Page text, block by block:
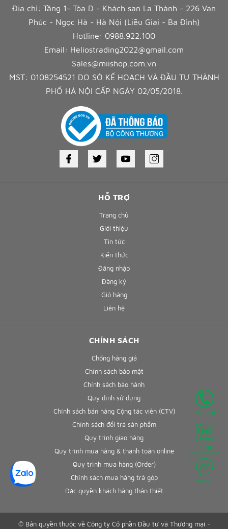
Hotline
Zalo
Mess...
HỖ TRỢ
Trang chủ
Giới thiệu
Tin tức
Kiến thức
Đăng nhập
Đăng ký
Giỏ hàng
Liên hệ
Địa chỉ: Tầng 1- Tòa D - Khách sạn La Thành - 226 Vạn
Phúc - Ngọc Hà - Hà Nội (Liễu Giai - Ba Đình)
Hotline: 0988.922.100
Email: Heliostrading2022@gmail.com
Sales@miishop.com.vn
MST: 0108254521 DO SỞ KẾ HOẠCH VÀ ĐẦU TƯ THÀNH
PHỐ HÀ NỘI CẤP NGÀY 02/05/2018.
CHÍNH SÁCH
Chống hàng giả
Chính sách bảo mật
Chính sách bảo hành
Quy định sử dụng
Chính sách bán hàng Cộng tác viên (CTV)
Chính sách đổi trả sản phẩm
Quy trình giao hàng
Quy trình mua hàng & thanh toán online
Quy trình mua hàng (Order)
Chính sách mua hàng trả góp
Đặc quyền khách hàng thân thiết
© Bản quyền thuộc về Công ty Cổ phần Đầu tư và Thương mại -